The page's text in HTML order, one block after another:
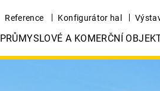
Reference Konfigurátor hal
PRŮMYSLOVÉ A KOMERČNÍ